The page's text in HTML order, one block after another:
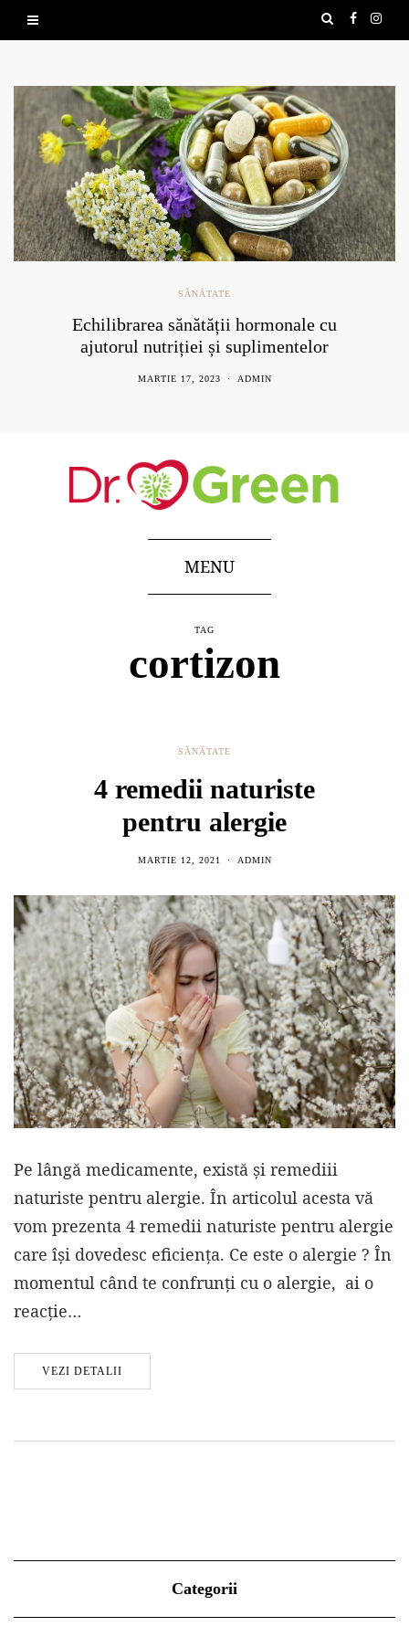
SĂNĂTATE
Echilibrarea sănătății hormonale cu
ajutorul nutriției și suplimentelor
MARTIE 17, 2023 ADMIN
MENU
TAG
cortizon
SĂNĂTATE
4 remedii naturiste
pentru alergie
MARTIE 12, 2021 ADMIN
Pe lângă medicamente, există și remediii
naturiste pentru alergie. În articolul acesta vă
vom prezenta 4 remedii naturiste pentru alergie
care își dovedesc eficiența. Ce este o alergie ? În
momentul când te confrunți cu o alergie, ai o
reacție…
VEZI DETALII
Categorii